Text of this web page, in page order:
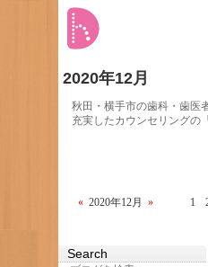
2020年12月
秋田・横手市の歯科・歯医
充実したカウンセリングの
« 2020年12月 » 1
Search